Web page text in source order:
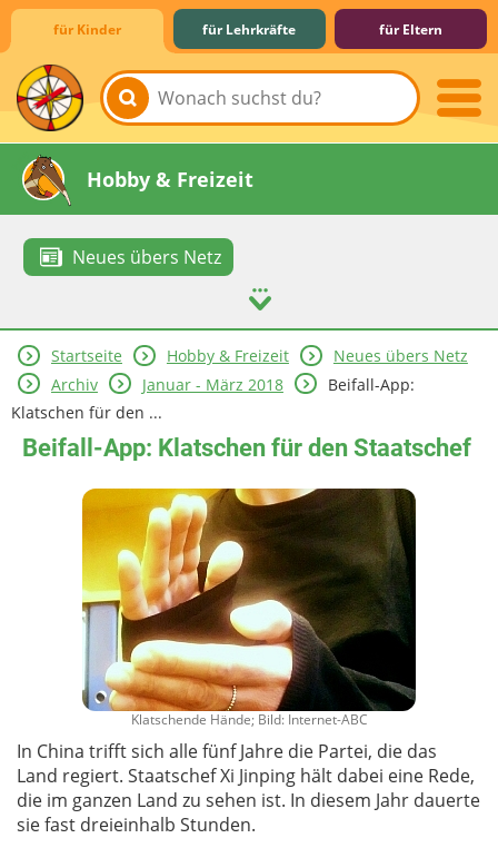
für Kinder für Lehrkräfte für Eltern
Lernen & Schule
Hobby & Freizeit
Neues übers Netz
Spiel & Spaß
Mitreden & Mitmachen
Startseite Hobby & Freizeit
Neues übers Netz
Archiv
Januar - März 2018
Beifall-App:
Klatschen für den ...
Beifall-App: Klatschen für den Staatschef
Klatschende Hände; Bild: Internet-ABC
In China trifft sich alle fünf Jahre die Partei, die das
Land regiert. Staatschef Xi Jinping hält dabei eine Rede,
die im ganzen Land zu sehen ist. In diesem Jahr dauerte
sie fast dreieinhalb Stunden.